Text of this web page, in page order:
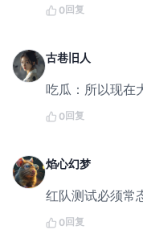
0回复
古巷旧人
吃瓜：所以现在
0回复
焰心幻梦
红队测试必须常
0回复